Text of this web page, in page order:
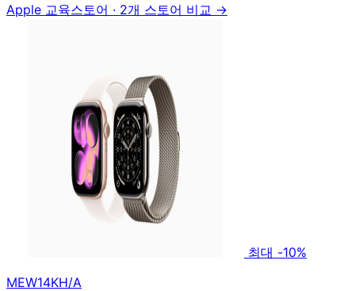
Apple 교육스토어 · 2개 스토어 비교 →
최대 -10%
MEW14KH/A